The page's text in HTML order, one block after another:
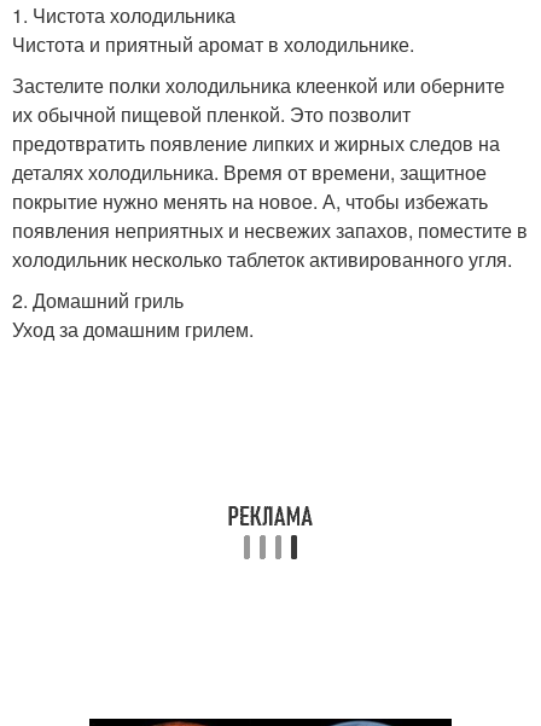
1. Чистота холодильника
Чистота и приятный аромат в холодильнике.
Застелите полки холодильника клеенкой или оберните
их обычной пищевой пленкой. Это позволит
предотвратить появление липких и жирных следов на
деталях холодильника. Время от времени, защитное
покрытие нужно менять на новое. А, чтобы избежать
появления неприятных и несвежих запахов, поместите в
холодильник несколько таблеток активированного угля.
2. Домашний гриль
Уход за домашним грилем.